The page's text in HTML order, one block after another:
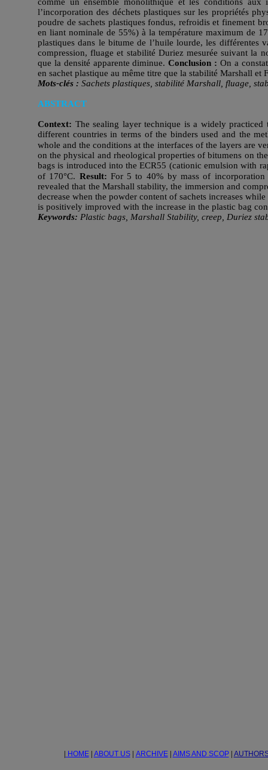
| HOME | ABOUT US | ARCHIVE | AIMS AND SCOP |
l’incorporation des déchets plastiques sur les propriétés
poudre de sachets plastiques fondus, refroidis et finement
en liant nominale de 55%) à la température maximum de
plastiques dans le bitume de l’huile lourde, les différentes
compression, fluage et stabilité Duriez mesurée suivant la
que la densité apparente diminue.Conclusion : On a
en sachet plastique au même titre que la stabilité Marshall et
Mots-clés : Sachets plastiques, stabilité Marshall, fluage,
ABSTRACT
Context: The sealing layer technique is a widely
different countries in terms of the binders used and the
whole and the conditions at the interfaces of the layers are
on the physical and rheological properties of bitumens on
bags is introduced into the ECR55 (cationic emulsion with
of 170°C. Result: For 5 to 40% by mass of
revealed that the Marshall stability, the immersion and
decrease when the powder content of sachets increases
is positively improved with the increase in the plastic bag
Keywords: Plastic bags, Marshall Stability, creep, Duriez